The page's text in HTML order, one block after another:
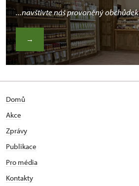
...navštivte náš provoněný obchůdek
→
Domů
Akce
Zprávy
Publikace
Pro média
Kontakty